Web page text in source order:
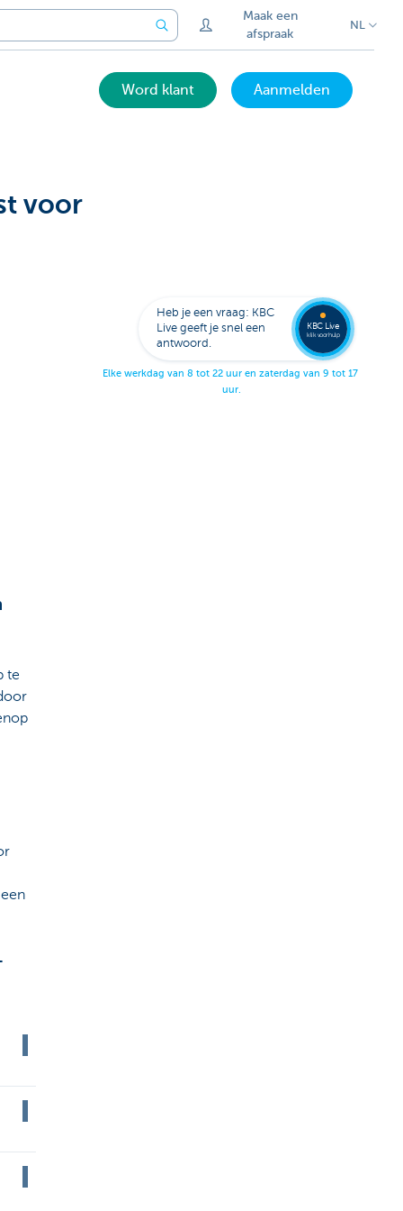
Maak een
afspraak
NL
Word klant Aanmelden
voor
te
Heb je een vraag: KBC
Live geeft je snel een
antwoord.
Elke werkdag van 8 tot 22 uur en zaterdag van 9 tot 17
uur.
KBC Live
klik voor hulp